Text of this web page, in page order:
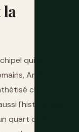
la
qui a
Anglo-
chacune
l'histoire d'un
quart de la